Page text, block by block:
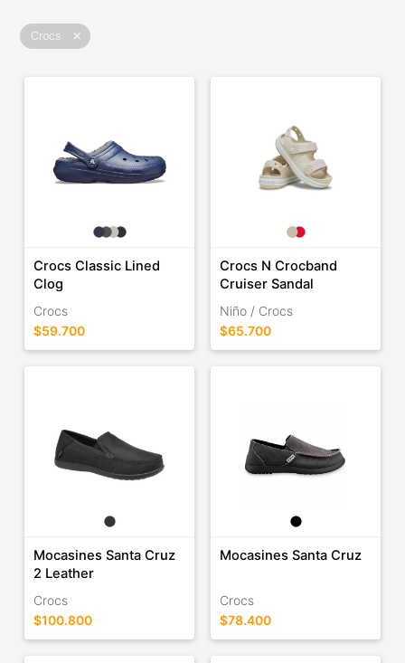
Crocs close
Crocs Classic Lined
Clog
Crocs
$59.700
Crocs N Crocband
Cruiser Sandal
Niño / Crocs
$65.700
Mocasines Santa Cruz
2 Leather
Crocs
$100.800
Mocasines Santa Cruz
Crocs
$78.400